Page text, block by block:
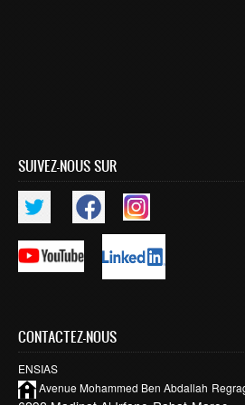
Politique
Bourses de thèses
Appels à Projets
Accueil d'étudiants
Accueil de chercheurs
Financements
SUIVEZ-NOUS SUR
CONTACTEZ-NOUS
ENSIAS
Avenue Mohammed Ben Abdallah